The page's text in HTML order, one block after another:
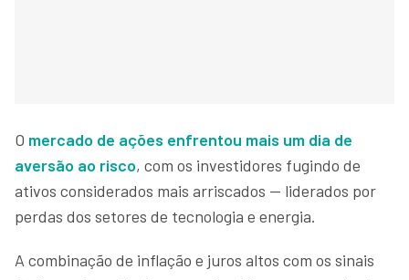
O mercado de ações enfrentou mais um dia de
aversão ao risco, com os investidores fugindo de
ativos considerados mais arriscados — liderados por
perdas dos setores de tecnologia e energia.
A combinação de inflação e juros altos com os sinais